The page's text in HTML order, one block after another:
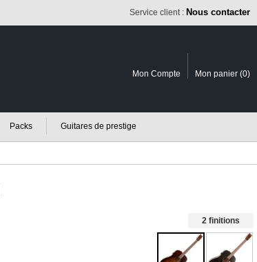
Service client : Nous contacter
Mon Compte Mon panier (0)
Packs Guitares de prestige
2 finitions